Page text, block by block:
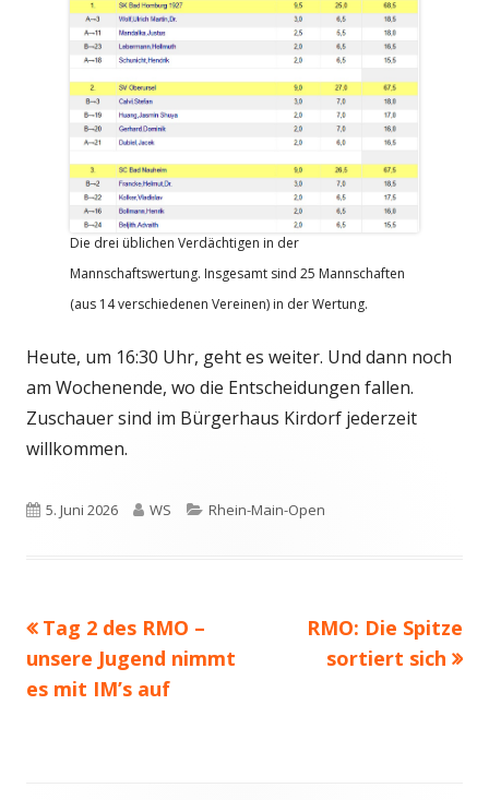
Die drei üblichen Verdächtigen in der
Mannschaftswertung. Insgesamt sind 25 Mannschaften
(aus 14 verschiedenen Vereinen) in der Wertung.
Heute, um 16:30 Uhr, geht es weiter. Und dann noch
am Wochenende, wo die Entscheidungen fallen.
Zuschauer sind im Bürgerhaus Kirdorf jederzeit
willkommen.
Veröffentlicht
5. Juni 2026 Autor
WS Kategorien
Rhein-Main-Open
Beitragsnavigation
Vorheriger
Beitrag:
Tag 2 des RMO –
unsere Jugend nimmt
es mit IM’s auf
Nächster
Beitrag
RMO: Die Spitze
sortiert sich